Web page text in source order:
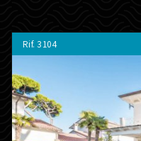
Rif.3104